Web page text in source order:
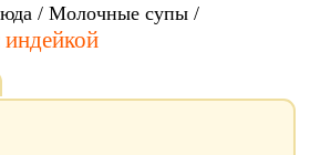
/ Молочные супы /